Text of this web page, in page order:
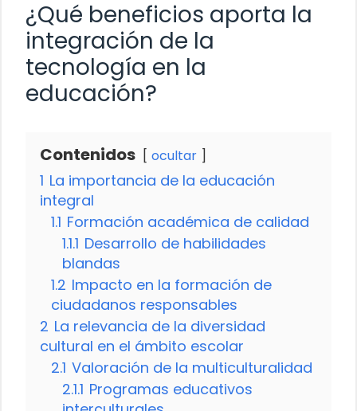
¿Qué beneficios aporta la
integración de la
tecnología en la
educación?
Contenidos ocultar
1 La importancia de la educación
integral
1.1 Formación académica de calidad
1.1.1 Desarrollo de habilidades
blandas
1.2 Impacto en la formación de
ciudadanos responsables
2 La relevancia de la diversidad
cultural en el ámbito escolar
2.1 Valoración de la multiculturalidad
2.1.1 Programas educativos